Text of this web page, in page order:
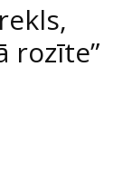
rozīte”